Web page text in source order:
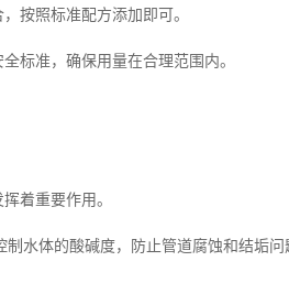
按照标准配方添加即可。
标准，确保用量在合理范围内。
着重要作用。
水体的酸碱度，防止管道腐蚀和结垢问